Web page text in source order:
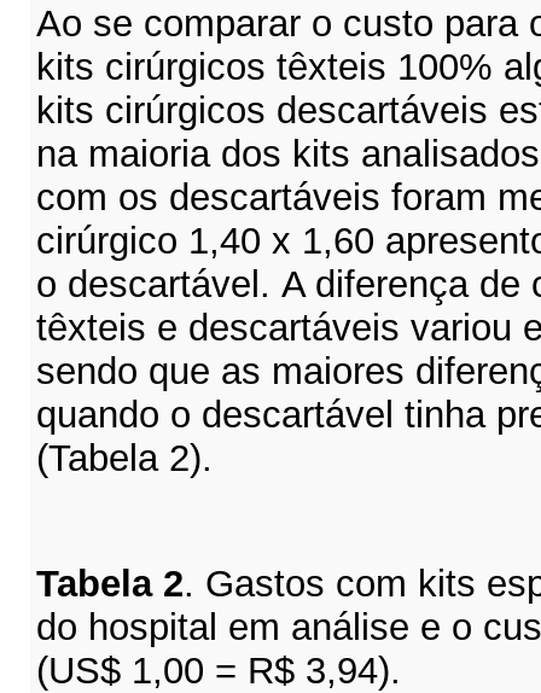
Ao se comparar o custo para
kits cirúrgicos têxteis 100%
kits cirúrgicos descartáveis
na maioria dos kits
com os descartáveis foram
cirúrgico 1,40 x 1,60
o descartável. A diferença de
têxteis e descartáveis variou
sendo que as maiores
quando o descartável tinha
(Tabela2).
Tabela 2. Gastos com kits
do hospital em análise e o
(US$ 1,00 = R$ 3,94).